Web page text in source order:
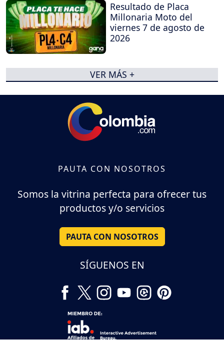
Resultado de Placa
Millonaria Moto del
viernes 7 de agosto de
2026
VER MÁS +
PAUTA CON NOSOTROS
Somos la vitrina perfecta para ofrecer tus
productos y/o servicios
PAUTA CON NOSOTROS
SÍGUENOS EN